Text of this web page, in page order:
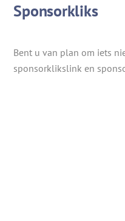
Sponsorkliks
Bent u van plan om iets
sponsorklikslink en